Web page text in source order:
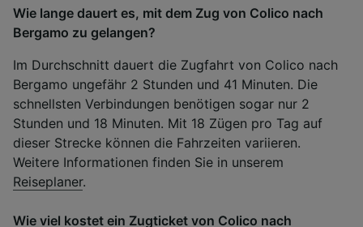
Wie lange dauert es, mit dem Zug von Colico nach
Bergamo zu gelangen?
Im Durchschnitt dauert die Zugfahrt von Colico nach
Bergamo ungefähr 2 Stunden und 41 Minuten. Die
schnellsten Verbindungen benötigen sogar nur 2
Stunden und 18 Minuten. Mit 18 Zügen pro Tag auf
dieser Strecke können die Fahrzeiten variieren.
Weitere Informationen finden Sie in unserem
Reiseplaner.
Wie viel kostet ein Zugticket von Colico nach